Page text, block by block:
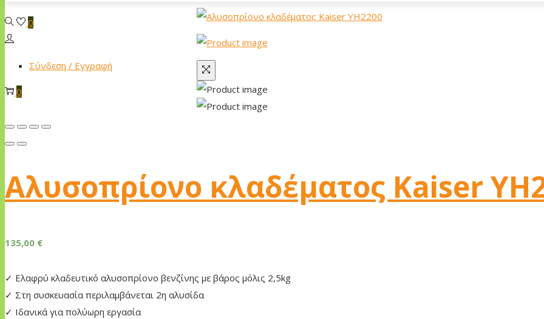
0
Σύνδεση / Εγγραφή
0
Αλυσοπρίονο κλαδέματος Kaiser
135,00 €
✓ Ελαφρύ κλαδευτικό αλυσοπρίονο βενζίνης με βάρος μόλις 2,5kg
✓ Στη συσκευασία περιλαμβάνεται 2η αλυσίδα
✓ Iδανικά για πολύωρη εργασία